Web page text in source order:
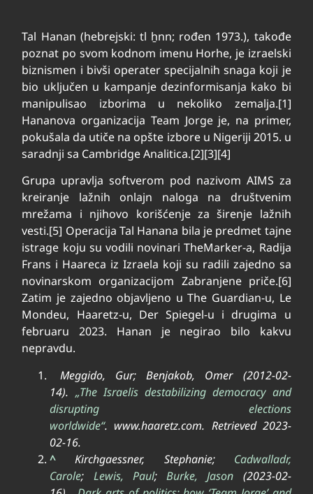
Tal Hanan (hebrejski: tl ẖnn; rođen 1973.), takođe
poznat po svom kodnom imenu Horhe, je izraelski
biznismen i bivši operater specijalnih snaga koji je
bio uključen u kampanje dezinformisanja kako bi
manipulisao izborima u nekoliko zemalja.[1]
Hananova organizacija Team Jorge je, na primer,
pokušala da utiče na opšte izbore u Nigeriji 2015. u
saradnji sa Cambridge Analitica.[2][3][4]
Grupa upravlja softverom pod nazivom AIMS za
kreiranje lažnih onlajn naloga na društvenim
mrežama i njihovo korišćenje za širenje lažnih
vesti.[5] Operacija Tal Hanana bila je predmet tajne
istrage koju su vodili novinari TheMarker-a, Radija
Frans i Haareca iz Izraela koji su radili zajedno sa
novinarskom organizacijom Zabranjene priče.[6]
Zatim je zajedno objavljeno u The Guardian-u, Le
Mondeu, Haaretz-u, Der Spiegel-u i drugima u
februaru 2023. Hanan je negirao bilo kakvu
nepravdu.
Meggido, Gur; Benjakob, Omer (2012-02-
14). „The Israelis destabilizing democracy and
disrupting elections
worldwide“. www.haaretz.com. Retrieved 2023-
02-16.
^
Kirchgaessner, Stephanie; Cadwalladr,
Carole; Lewis, Paul;Burke, Jason (2023-02-